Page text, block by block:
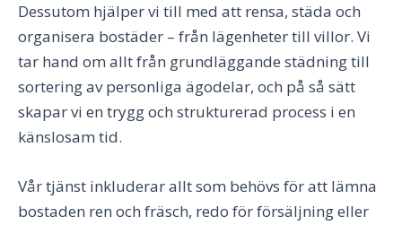
Dessutom hjälper vi till med att rensa, städa och
organisera bostäder – från lägenheter till villor. Vi
tar hand om allt från grundläggande städning till
sortering av personliga ägodelar, och på så sätt
skapar vi en trygg och strukturerad process i en
känslosam tid.
Vår tjänst inkluderar allt som behövs för att lämna
bostaden ren och fräsch, redo för försäljning eller